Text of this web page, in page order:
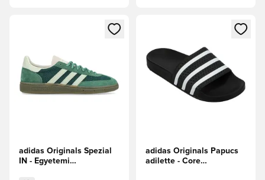
Megnyit egy modált a bejelentkezéshez vagy a tagként
adidas Originals Spezial
IN - Egyetemi
Megnyit egy modált a
adidas Originals Papucs
adilette - Core